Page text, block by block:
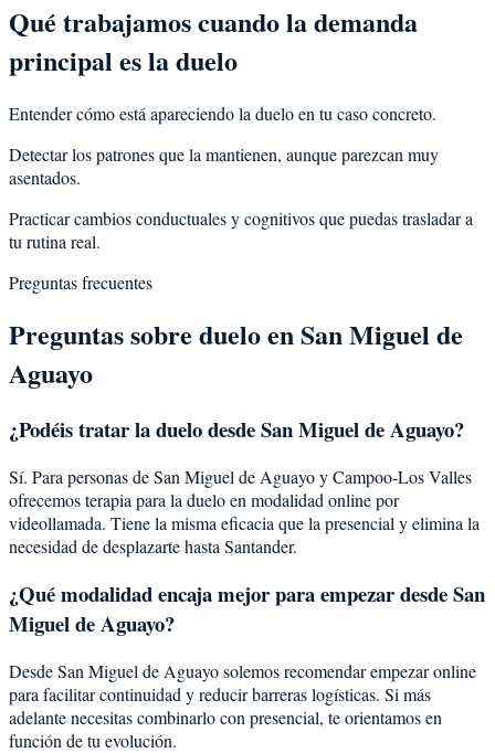
Qué trabajamos cuando la demanda
principal es la duelo
Entender cómo está apareciendo la duelo en tu caso concreto.
Detectar los patrones que la mantienen, aunque parezcan muy
asentados.
Practicar cambios conductuales y cognitivos que puedas trasladar a
tu rutina real.
Preguntas frecuentes
Preguntas sobre dueloenSan Miguel de
Aguayo
¿Podéis tratar laduelodesdeSan Miguel de Aguayo?
Sí. Para personas de San Miguel de Aguayo y Campoo-Los Valles
ofrecemos terapia para la duelo en modalidad online por
videollamada. Tiene la misma eficacia que la presencial y elimina la
necesidad de desplazarte hasta Santander.
¿Qué modalidad encaja mejor para empezar desde San
Miguel de Aguayo?
Desde San Miguel de Aguayo solemos recomendar empezar online
para facilitar continuidad y reducir barreras logísticas. Si más
adelante necesitas combinarlo con presencial, te orientamos en
función de tu evolución.